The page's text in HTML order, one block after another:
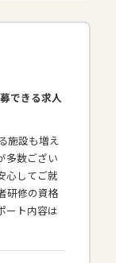
できる求人
施設も増え
多数ござい
心してご就
研修の資格
ート内容は